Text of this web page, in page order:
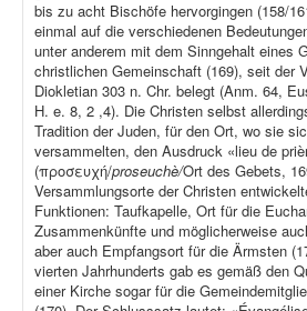
bis zu acht Bischöfe hervorgingen (158/
einmal auf die verschiedenen
unter anderem mit dem Sinngehalt eines
christlichen Gemeinschaft (169), seit der
Diokletian 303 n. Chr. belegt (Anm. 64,
H. e. 8, 2 ,4). Die Christen selbst
Tradition der Juden, für den Ort, wo sie
versammelten, den Ausdruck «lieu de
(προσευχή/proseuchè/Ort des Gebets,
Versammlungsorte der Christen
Funktionen: Taufkapelle, Ort für die
Zusammenkünfte und möglicherweise
aber auch Empfangsort für die Ärmsten
vierten Jahrhunderts gab es gemäß den
einer Kirche sogar für die